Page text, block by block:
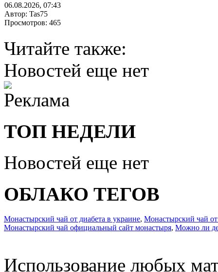
06.08.2026, 07:43
Автор: Tas75
Просмотров: 465
Читайте также:
Новостей еще нет
ТОП НЕДЕЛИ
Новостей еще нет
ОБЛАКО ТЕГОВ
Монастырский чай от диабета в украине, Монастырский чай
Монастырский чай официальный сайт монастыря, Можно ли
Использование любых